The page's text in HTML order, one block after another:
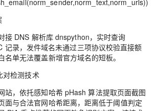
接 DNS 解析库 dnspython，实时查询
记录，发件域名未通过三项协议校验直接额
名单无法覆盖新增官方域名的短板。
对检测技术
站，依托感知哈希 pHash 算法提取页面截图
面与合法官网哈希距离，距离低于阈值判定